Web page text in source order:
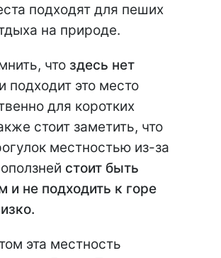
подходят для пеших
на природе.
что здесь нет
подходит это место
для коротких
стоит заметить, что
местностью из-за
стоит быть
и не подходить к горе
эта местность